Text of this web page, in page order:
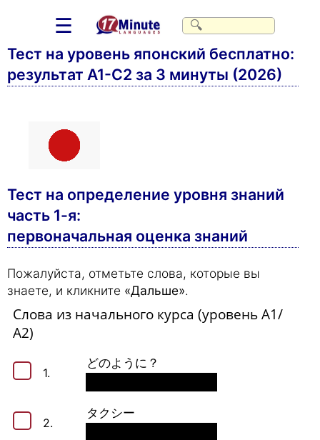
☰
Тест на уровень японский бесплатно:
результат A1-C2 за 3 минуты (2026)
Тест на определение уровня знаний
часть 1-я:
первоначальная оценка знаний
Пожалуйста, отметьте слова, которые вы
знаете, и кликните «Дальше».
Слова из начального курса (уровень А1/
А2)
1.
どのように？
2.
タクシー